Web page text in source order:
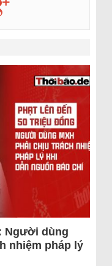
Người dùng
nhiệm pháp lý